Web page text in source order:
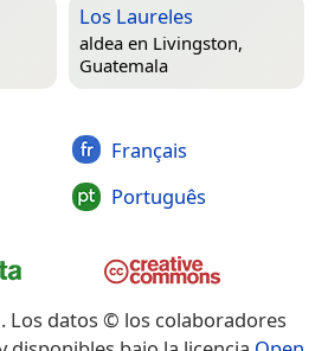
Los Laureles
aldea en Livingston,
Guatemala
Français
Português
. Los datos © los colaboradores